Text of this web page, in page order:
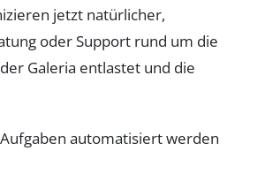
jetzt natürlicher,
oder Support rund um die
Galeria entlastet und die
automatisiert werden